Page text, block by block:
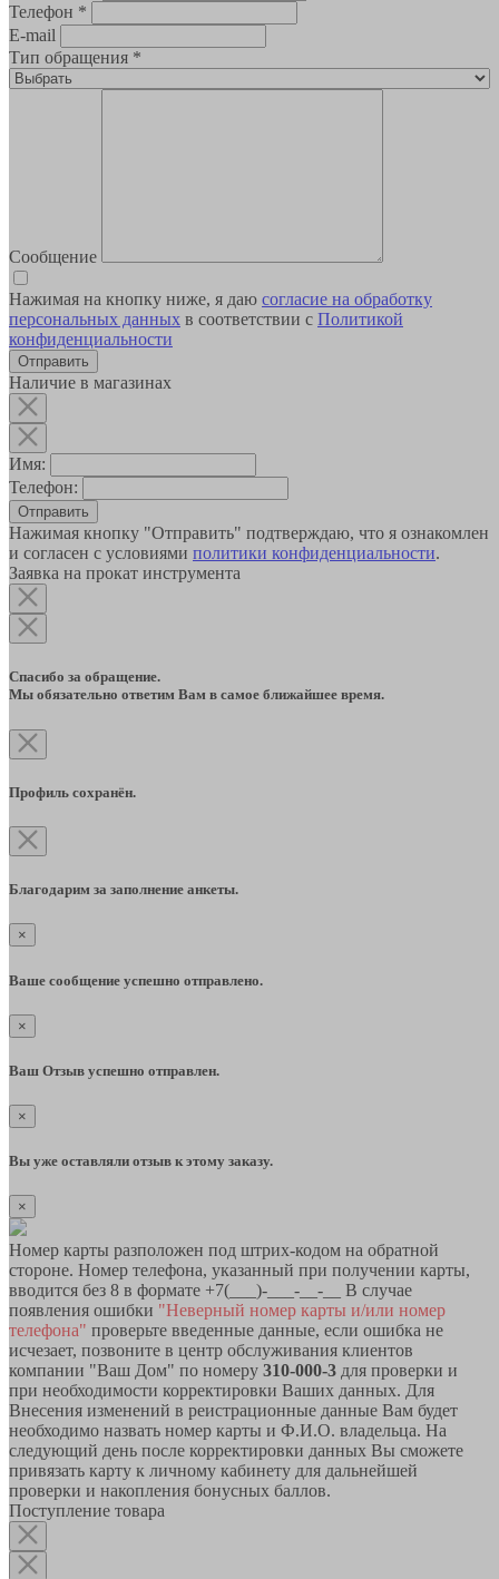
Телефон *
E-mail
Тип обращения *
Сообщение
Нажимая на кнопку ниже, я даю согласие на обработку
персональных данных в соответствии с Политикой
конфиденциальности
Наличие в магазинах
Имя:
Телефон:
Отправить
Нажимая кнопку "Отправить" подтверждаю, что я ознакомлен
и согласен с условиями политики конфиденциальности.
Заявка на прокат инструмента
Спасибо за обращение.
Мы обязательно ответим Вам в самое ближайшее время.
Профиль сохранён.
Благодарим за заполнение анкеты.
×
Ваше сообщение успешно отправлено.
×
Ваш Отзыв успешно отправлен.
×
Вы уже оставляли отзыв к этому заказу.
×
Номер карты разположен под штрих-кодом на обратной
стороне. Номер телефона, указанный при получении карты,
вводится без 8 в формате +7(___)-___-__-__ В случае
появления ошибки "Неверный номер карты и/или номер
телефона" проверьте введенные данные, если ошибка не
исчезает, позвоните в центр обслуживания клиентов
компании "Ваш Дом" по номеру 310-000-3 для проверки и
при необходимости корректировки Ваших данных. Для
Внесения изменений в реистрационные данные Вам будет
необходимо назвать номер карты и Ф.И.О. владельца. На
следующий день после корректировки данных Вы сможете
привязать карту к личному кабинету для дальнейшей
проверки и накопления бонусных баллов.
Поступление товара